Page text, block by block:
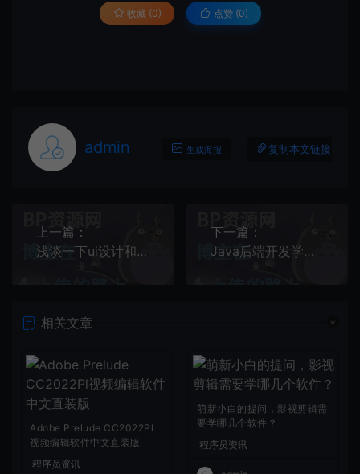
收藏 (0) 点赞 (0)
admin 生成海报 复制本文链接
上一篇：
浅谈一下ui设计和ue设计区别
下一篇：
Java后端开发学习路线
相关文章
Adobe Prelude CC2022Pl
视频编辑软件中文直装版
程序员资讯
萌新小白的提问，影视剪辑需
要学哪几个软件？
程序员资讯